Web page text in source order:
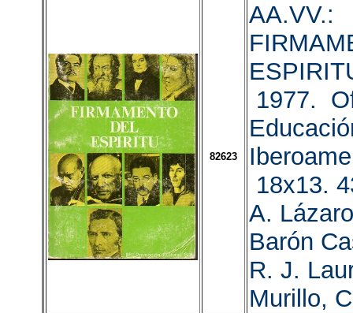
82623
AA.VV.:
1977.
18x13.
A.
Barón
R. J.
Murillo,